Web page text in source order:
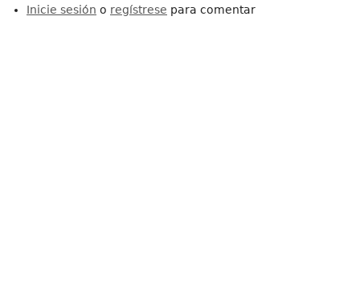
Inicie sesión o regístrese para comentar